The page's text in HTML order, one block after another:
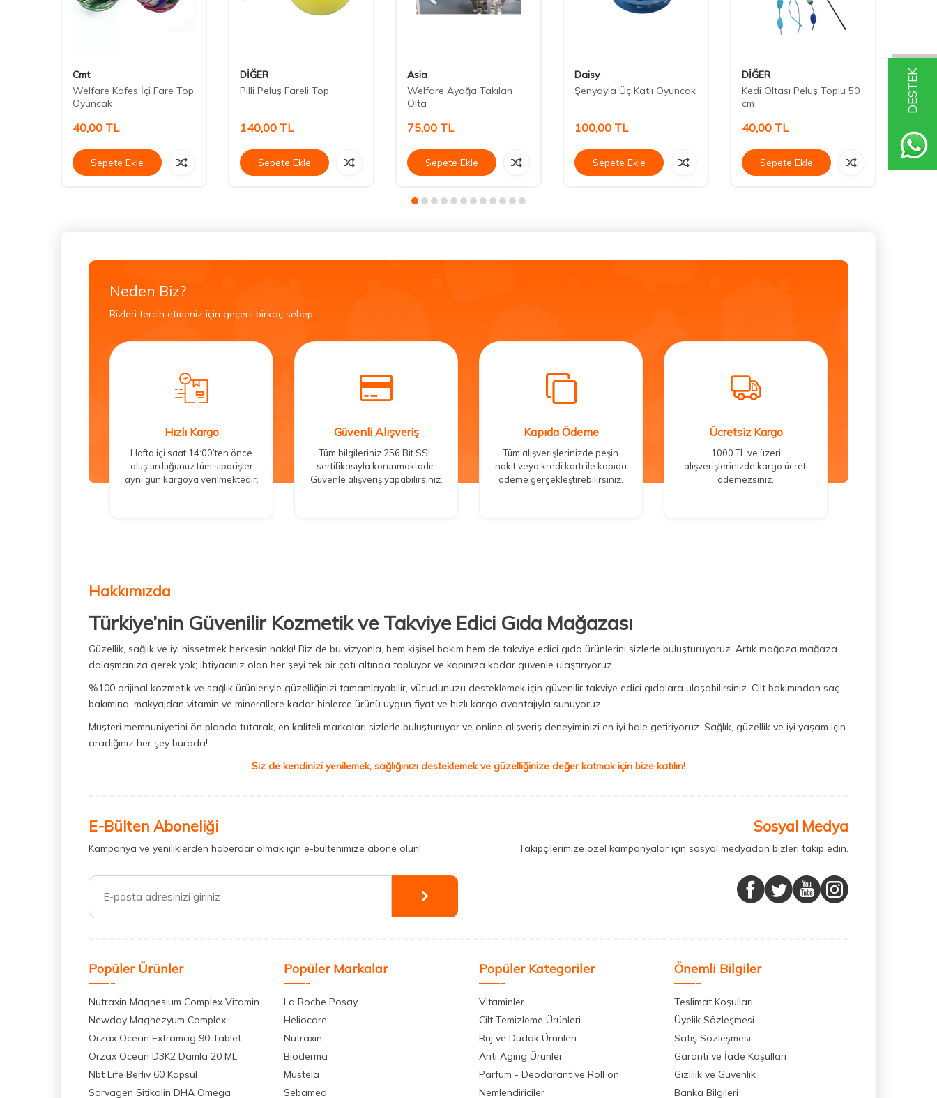
DESTEK
Cmt
Welfare Kafes İçi Fare Top
Oyuncak
40,00 TL
Sepete Ekle
DİĞER
Pilli Peluş Fareli Top
140,00 TL
Sepete Ekle
Asia
Welfare Ayağa Takılan
Olta
75,00 TL
Sepete Ekle
Daisy
Şenyayla Üç Katlı Oyuncak
100,00 TL
Sepete Ekle
DİĞER
Kedi Oltası Peluş Toplu 50
cm
40,00 TL
Sepete Ekle
Has
Neden Biz?
Bizleri tercih etmeniz için geçerli birkaç sebep.
Hızlı Kargo
Hafta içi saat 14:00’ten önce
oluşturduğunuz tüm siparişler
aynı gün kargoya verilmektedir.
Güvenli Alışveriş
Tüm bilgileriniz 256 Bit SSL
sertifikasıyla korunmaktadır.
Güvenle alışveriş yapabilirsiniz.
Kapıda Ödeme
Tüm alışverişlerinizde peşin
nakit veya kredi kartı ile kapıda
ödeme gerçekleştirebilirsiniz.
Ücretsiz Kargo
1000 TL ve üzeri
alışverişlerinizde kargo ücreti
ödemezsiniz.
Hakkımızda
Türkiye’nin Güvenilir Kozmetik ve Takviye Edici Gıda Mağazası
Güzellik, sağlık ve iyi hissetmek herkesin hakkı! Biz de bu vizyonla, hem kişisel bakım hem de takviye edici gıda ürünlerini sizlerle buluşturuyoruz. Artık mağaza mağaza
dolaşmanıza gerek yok; ihtiyacınız olan her şeyi tek bir çatı altında topluyor ve kapınıza kadar güvenle ulaştırıyoruz.
%100 orijinal kozmetik ve sağlık ürünleriyle güzelliğinizi tamamlayabilir, vücudunuzu desteklemek için güvenilir takviye edici gıdalara ulaşabilirsiniz. Cilt bakımından saç
bakımına, makyajdan vitamin ve minerallere kadar binlerce ürünü uygun fiyat ve hızlı kargo avantajıyla sunuyoruz.
Müşteri memnuniyetini ön planda tutarak, en kaliteli markaları sizlerle buluşturuyor ve online alışveriş deneyiminizi en iyi hale getiriyoruz. Sağlık, güzellik ve iyi yaşam için
aradığınız her şey burada!
Siz de kendinizi yenilemek, sağlığınızı desteklemek ve güzelliğinize değer katmak için bize katılın!
E-Bülten Aboneliği
Kampanya ve yeniliklerden haberdar olmak için e-bültenimize abone olun!
Sosyal Medya
Takipçilerimize özel kampanyalar için sosyal medyadan bizleri takip edin.
Popüler Ürünler
Nutraxin Magnesium Complex Vitamin
Newday Magnezyum Complex
Orzax Ocean Extramag 90 Tablet
Orzax Ocean D3K2 Damla 20 ML
Nbt Life Berliv 60 Kapsül
Sorvagen Sitikolin DHA Omega
Popüler Markalar
La Roche Posay
Heliocare
Nutraxin
Bioderma
Mustela
Sebamed
Popüler Kategoriler
Vitaminler
Cilt Temizleme Ürünleri
Ruj ve Dudak Ürünleri
Anti Aging Ürünler
Parfüm - Deodarant ve Roll on
Nemlendiriciler
Önemli Bilgiler
Teslimat Koşulları
Üyelik Sözleşmesi
Satış Sözleşmesi
Garanti ve İade Koşulları
Gizlilik ve Güvenlik
Banka Bilgileri